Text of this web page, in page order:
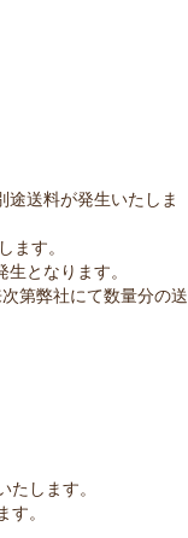
送料が発生いたしま
ます。
となります。
第弊社にて数量分の送
します。
。